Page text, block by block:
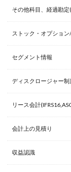
その他科目、経過勘
ストック・オプショ
セグメント情報
ディスクロージャー
リース会計
会計上の見積り
収益認識